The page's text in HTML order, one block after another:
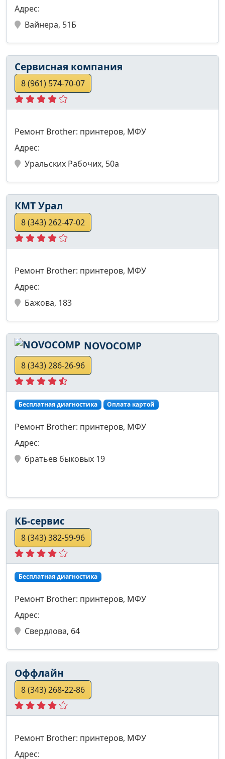
Адрес:
Вайнера, 51Б
Сервисная компания
8 (961) 574-70-07
Ремонт Brother: принтеров, МФУ
Адрес:
Уральских Рабочих, 50а
КМТ Урал
8 (343) 262-47-02
Ремонт Brother: принтеров, МФУ
Адрес:
Бажова, 183
NOVOCOMP
8 (343) 286-26-96
Бесплатная диагностика Оплата картой
Ремонт Brother: принтеров, МФУ
Адрес:
братьев быковых 19
КБ-сервис
8 (343) 382-59-96
Бесплатная диагностика
Ремонт Brother: принтеров, МФУ
Адрес:
Свердлова, 64
Оффлайн
8 (343) 268-22-86
Ремонт Brother: принтеров, МФУ
Адрес: